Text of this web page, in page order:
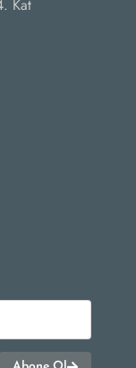
Kat